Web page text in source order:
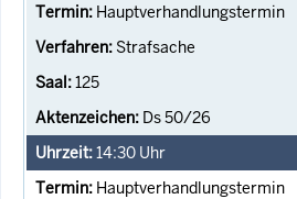
Hauptverhandlungstermin
Strafsache
125
Ds 50/26
14:30 Uhr
Hauptverhandlungstermin